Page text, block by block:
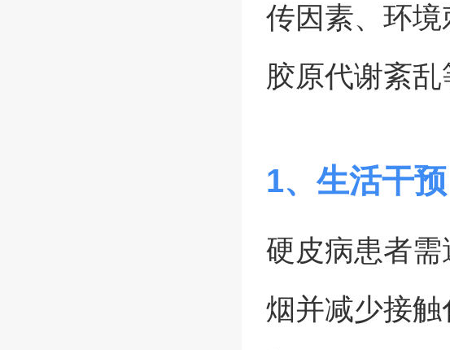
传因素、环境
胶原代谢紊乱
1、生活干预
硬皮病患者
烟并减少接